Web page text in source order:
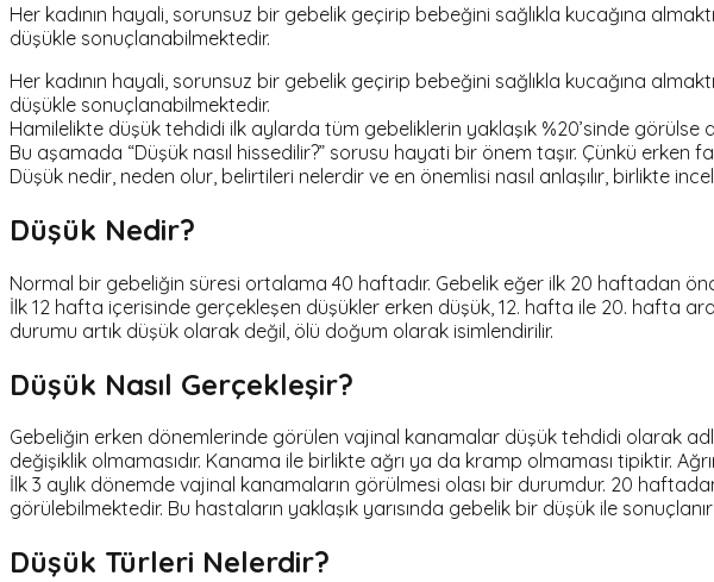
Her kadının hayali, sorunsuz bir gebelik geçirip bebeğini sağlıkla kucağına
düşükle sonuçlanabilmektedir.
Her kadının hayali, sorunsuz bir gebelik geçirip bebeğini sağlıkla kucağına
düşükle sonuçlanabilmektedir.
Hamilelikte düşük tehdidi ilk aylarda tüm gebeliklerin yaklaşık %20’sinde görülse
Bu aşamada “Düşük nasıl hissedilir?” sorusu hayati bir önem taşır. Çünkü erken
Düşük nedir, neden olur, belirtileri nelerdir ve en önemlisi nasıl anlaşılır, birlikte
Düşük Nedir?
Normal bir gebeliğin süresi ortalama 40 haftadır. Gebelik eğer ilk 20 haftadan
İlk 12 hafta içerisinde gerçekleşen düşükler erken düşük, 12. hafta ile 20. hafta
durumu artık düşük olarak değil, ölü doğum olarak isimlendirilir.
Düşük Nasıl Gerçekleşir?
Gebeliğin erken dönemlerinde görülen vajinal kanamalar düşük tehdidi olarak
değişiklik olmamasıdır. Kanama ile birlikte ağrı ya da kramp olmaması tipiktir.
İlk 3 aylık dönemde vajinal kanamaların görülmesi olası bir durumdur. 20
görülebilmektedir. Bu hastaların yaklaşık yarısında gebelik bir düşük ile
Düşük Türleri Nelerdir?